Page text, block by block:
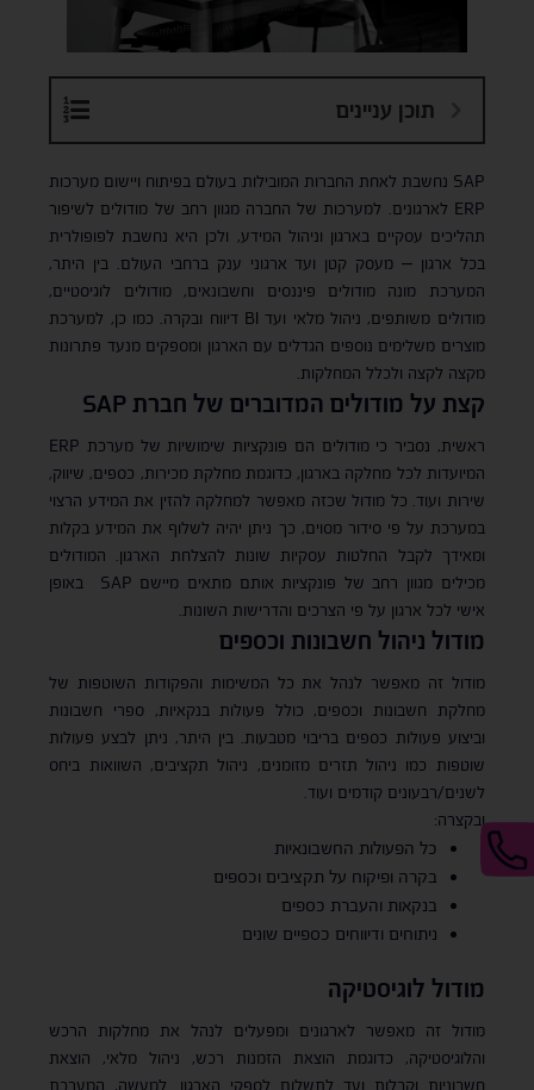
תוכן עניינים
SAP נחשבת לאחת החברות המובילות בעולם בפיתוח ויישום מערכות
ERP לארגונים. למערכות של החברה מגוון רחב של מודולים לשיפור
תהליכים עסקיים בארגון וניהול המידע, ולכן היא נחשבת לפופולרית
בכל ארגון – מעסק קטן ועד ארגוני ענק ברחבי העולם. בין היתר,
המערכת מונה מודולים פיננסים וחשבונאים, מודולים לוגיסטיים,
מודולים משותפים, ניהול מלאי ועד BI דיווח ובקרה. כמו כן, למערכת
מוצרים משלימים נוספים הגדלים עם הארגון ומספקים מנעד פתרונות
מקצה לקצה ולכלל המחלקות.
קצת על מודולים המדוברים של חברת SAP
ראשית, נסביר כי מודולים הם פונקציות שימושיות של מערכת ERP
המיועדות לכל מחלקה בארגון, כדוגמת מחלקת מכירות, כספים, שיווק,
שירות ועוד. כל מודול שכזה מאפשר למחלקה להזין את המידע הרצוי
במערכת על פי סידור מסוים, כך ניתן יהיה לשלוף את המידע בקלות
ומאידך לקבל החלטות עסקיות שונות להצלחת הארגון. המודולים
מכילים מגוון רחב של פונקציות אותם מתאים מיישם SAP באופן
אישי לכל ארגון על פי הצרכים והדרישות השונות.
מודול ניהול חשבונות וכספים
מודול זה מאפשר לנהל את כל המשימות והפקודות השוטפות של
מחלקת חשבונות וכספים, כולל פעולות בנקאיות, ספרי חשבונות
וביצוע פעולות כספים בריבוי מטבעות. בין היתר, ניתן לבצע פעולות
שוטפות כמו ניהול תזרים מזומנים, ניהול תקציבים, השוואות ביחס
לשנים/רבעונים קודמים ועוד.
ובקצרה:
כל הפעולות החשבונאיות
בקרה ופיקוח על תקציבים וכספים
בנקאות והעברת כספים
ניתוחים ודיווחים כספיים שונים
מודול לוגיסטיקה
מודול זה מאפשר לארגונים ומפעלים לנהל את מחלקות הרכש
והלוגיסטיקה, כדוגמת הוצאת הזמנות רכש, ניהול מלאי, הוצאת
חשבוניות וקבלות ועד לתשלום לספקי הארגון. למעשה, המערכת